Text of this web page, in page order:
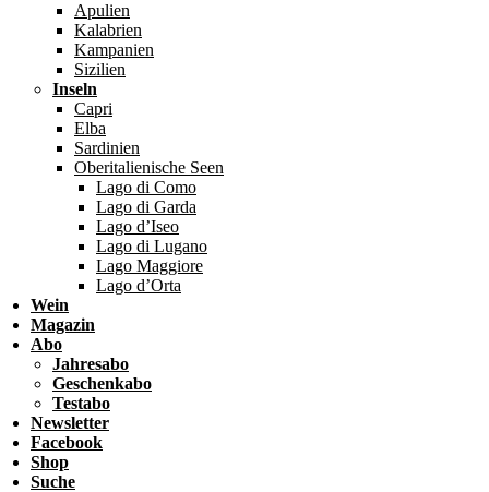
Apulien
Kalabrien
Kampanien
Sizilien
Inseln
Capri
Elba
Sardinien
Oberitalienische Seen
Lago di Como
Lago di Garda
Lago d’Iseo
Lago di Lugano
Lago Maggiore
Lago d’Orta
Wein
Magazin
Abo
Jahresabo
Geschenkabo
Testabo
Newsletter
Facebook
Shop
Suche